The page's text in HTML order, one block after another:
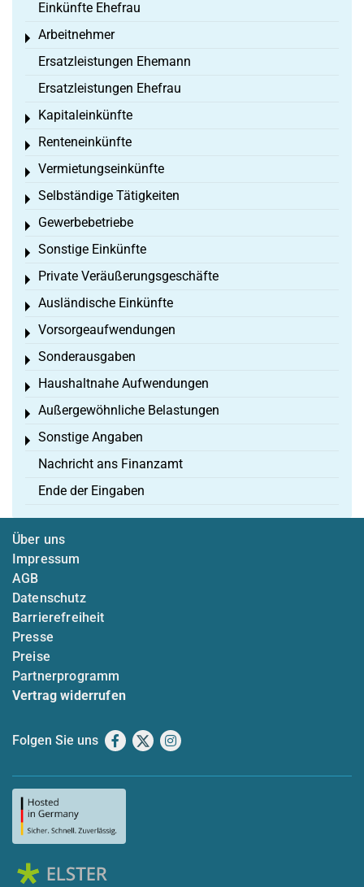
Einkünfte Ehefrau
Arbeitnehmer
Toggle menu
Ersatzleistungen Ehemann
Ersatzleistungen Ehefrau
Kapitaleinkünfte
Toggle menu
Renteneinkünfte
Toggle menu
Vermietungseinkünfte
Toggle menu
Selbständige Tätigkeiten
Toggle menu
Gewerbebetriebe
Toggle menu
Sonstige Einkünfte
Toggle menu
Private Veräußerungsgeschäfte
Toggle menu
Ausländische Einkünfte
Toggle menu
Vorsorgeaufwendungen
Toggle menu
Sonderausgaben
Toggle menu
Haushaltnahe Aufwendungen
Toggle menu
Außergewöhnliche Belastungen
Toggle menu
Sonstige Angaben
Toggle menu
Nachricht ans Finanzamt
Ende der Eingaben
Über uns
Impressum
AGB
Datenschutz
Barrierefreiheit
Presse
Preise
Partnerprogramm
Vertrag widerrufen
Folgen Sie uns Facebook
X Instagram